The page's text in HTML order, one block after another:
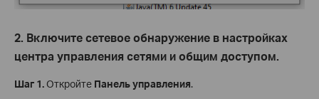
2. Включите сетевое обнаружение в настройках
центра управления сетями и общим доступом.
Шаг 1.Откройте Панель управления.